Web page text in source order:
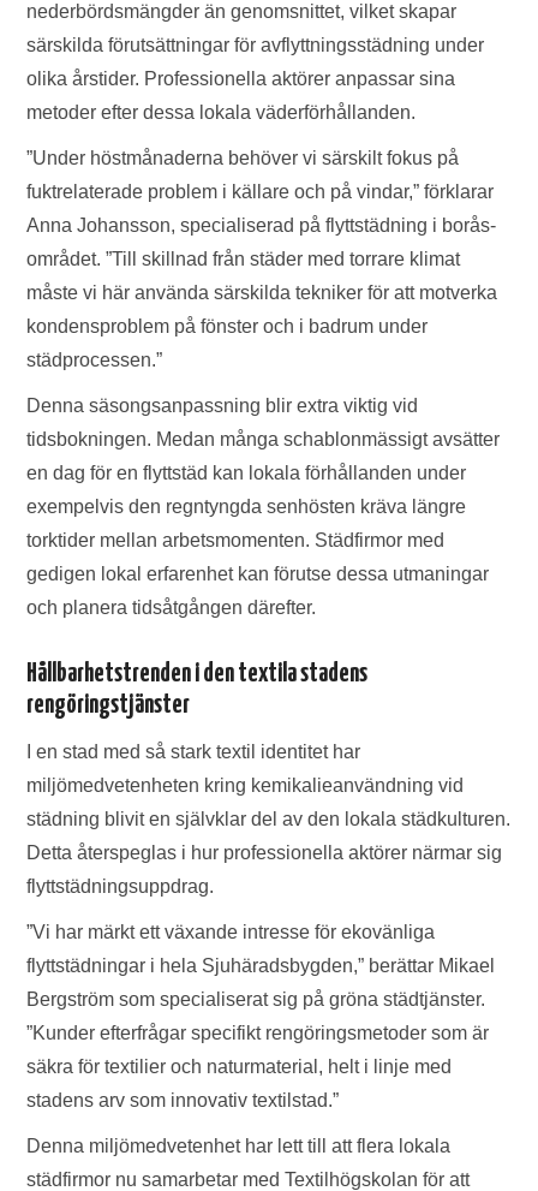
nederbördsmängder än genomsnittet, vilket skapar
särskilda förutsättningar för avflyttningsstädning under
olika årstider. Professionella aktörer anpassar sina
metoder efter dessa lokala väderförhållanden.
”Under höstmånaderna behöver vi särskilt fokus på
fuktrelaterade problem i källare och på vindar,” förklarar
Anna Johansson, specialiserad på flyttstädning i borås-
området. ”Till skillnad från städer med torrare klimat
måste vi här använda särskilda tekniker för att motverka
kondensproblem på fönster och i badrum under
städprocessen.”
Denna säsongsanpassning blir extra viktig vid
tidsbokningen. Medan många schablonmässigt avsätter
en dag för en flyttstäd kan lokala förhållanden under
exempelvis den regntyngda senhösten kräva längre
torktider mellan arbetsmomenten. Städfirmor med
gedigen lokal erfarenhet kan förutse dessa utmaningar
och planera tidsåtgången därefter.
Hållbarhetstrenden i den textila stadens
rengöringstjänster
I en stad med så stark textil identitet har
miljömedvetenheten kring kemikalieanvändning vid
städning blivit en självklar del av den lokala städkulturen.
Detta återspeglas i hur professionella aktörer närmar sig
flyttstädningsuppdrag.
”Vi har märkt ett växande intresse för ekovänliga
flyttstädningar i hela Sjuhäradsbygden,” berättar Mikael
Bergström som specialiserat sig på gröna städtjänster.
”Kunder efterfrågar specifikt rengöringsmetoder som är
säkra för textilier och naturmaterial, helt i linje med
stadens arv som innovativ textilstad.”
Denna miljömedvetenhet har lett till att flera lokala
städfirmor nu samarbetar med Textilhögskolan för att